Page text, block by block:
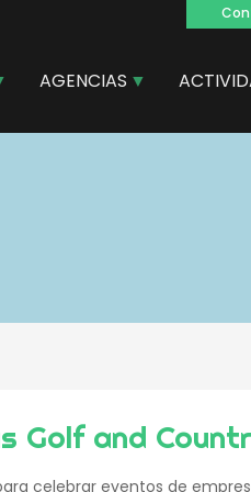
AGENCIAS
Golf and
celebrar eventos de